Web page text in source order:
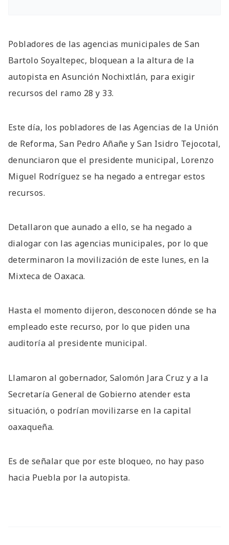
Pobladores de las agencias municipales de San
Bartolo Soyaltepec, bloquean a la altura de la
autopista en Asunción Nochixtlán, para exigir
recursos del ramo 28 y 33.
Este día, los pobladores de las Agencias de la Unión
de Reforma, San Pedro Añañe y San Isidro Tejocotal,
denunciaron que el presidente municipal, Lorenzo
Miguel Rodríguez se ha negado a entregar estos
recursos.
Detallaron que aunado a ello, se ha negado a
dialogar con las agencias municipales, por lo que
determinaron la movilización de este lunes, en la
Mixteca de Oaxaca.
Hasta el momento dijeron, desconocen dónde se ha
empleado este recurso, por lo que piden una
auditoría al presidente municipal.
Llamaron al gobernador, Salomón Jara Cruz y a la
Secretaría General de Gobierno atender esta
situación, o podrían movilizarse en la capital
oaxaqueña.
Es de señalar que por este bloqueo, no hay paso
hacia Puebla por la autopista.